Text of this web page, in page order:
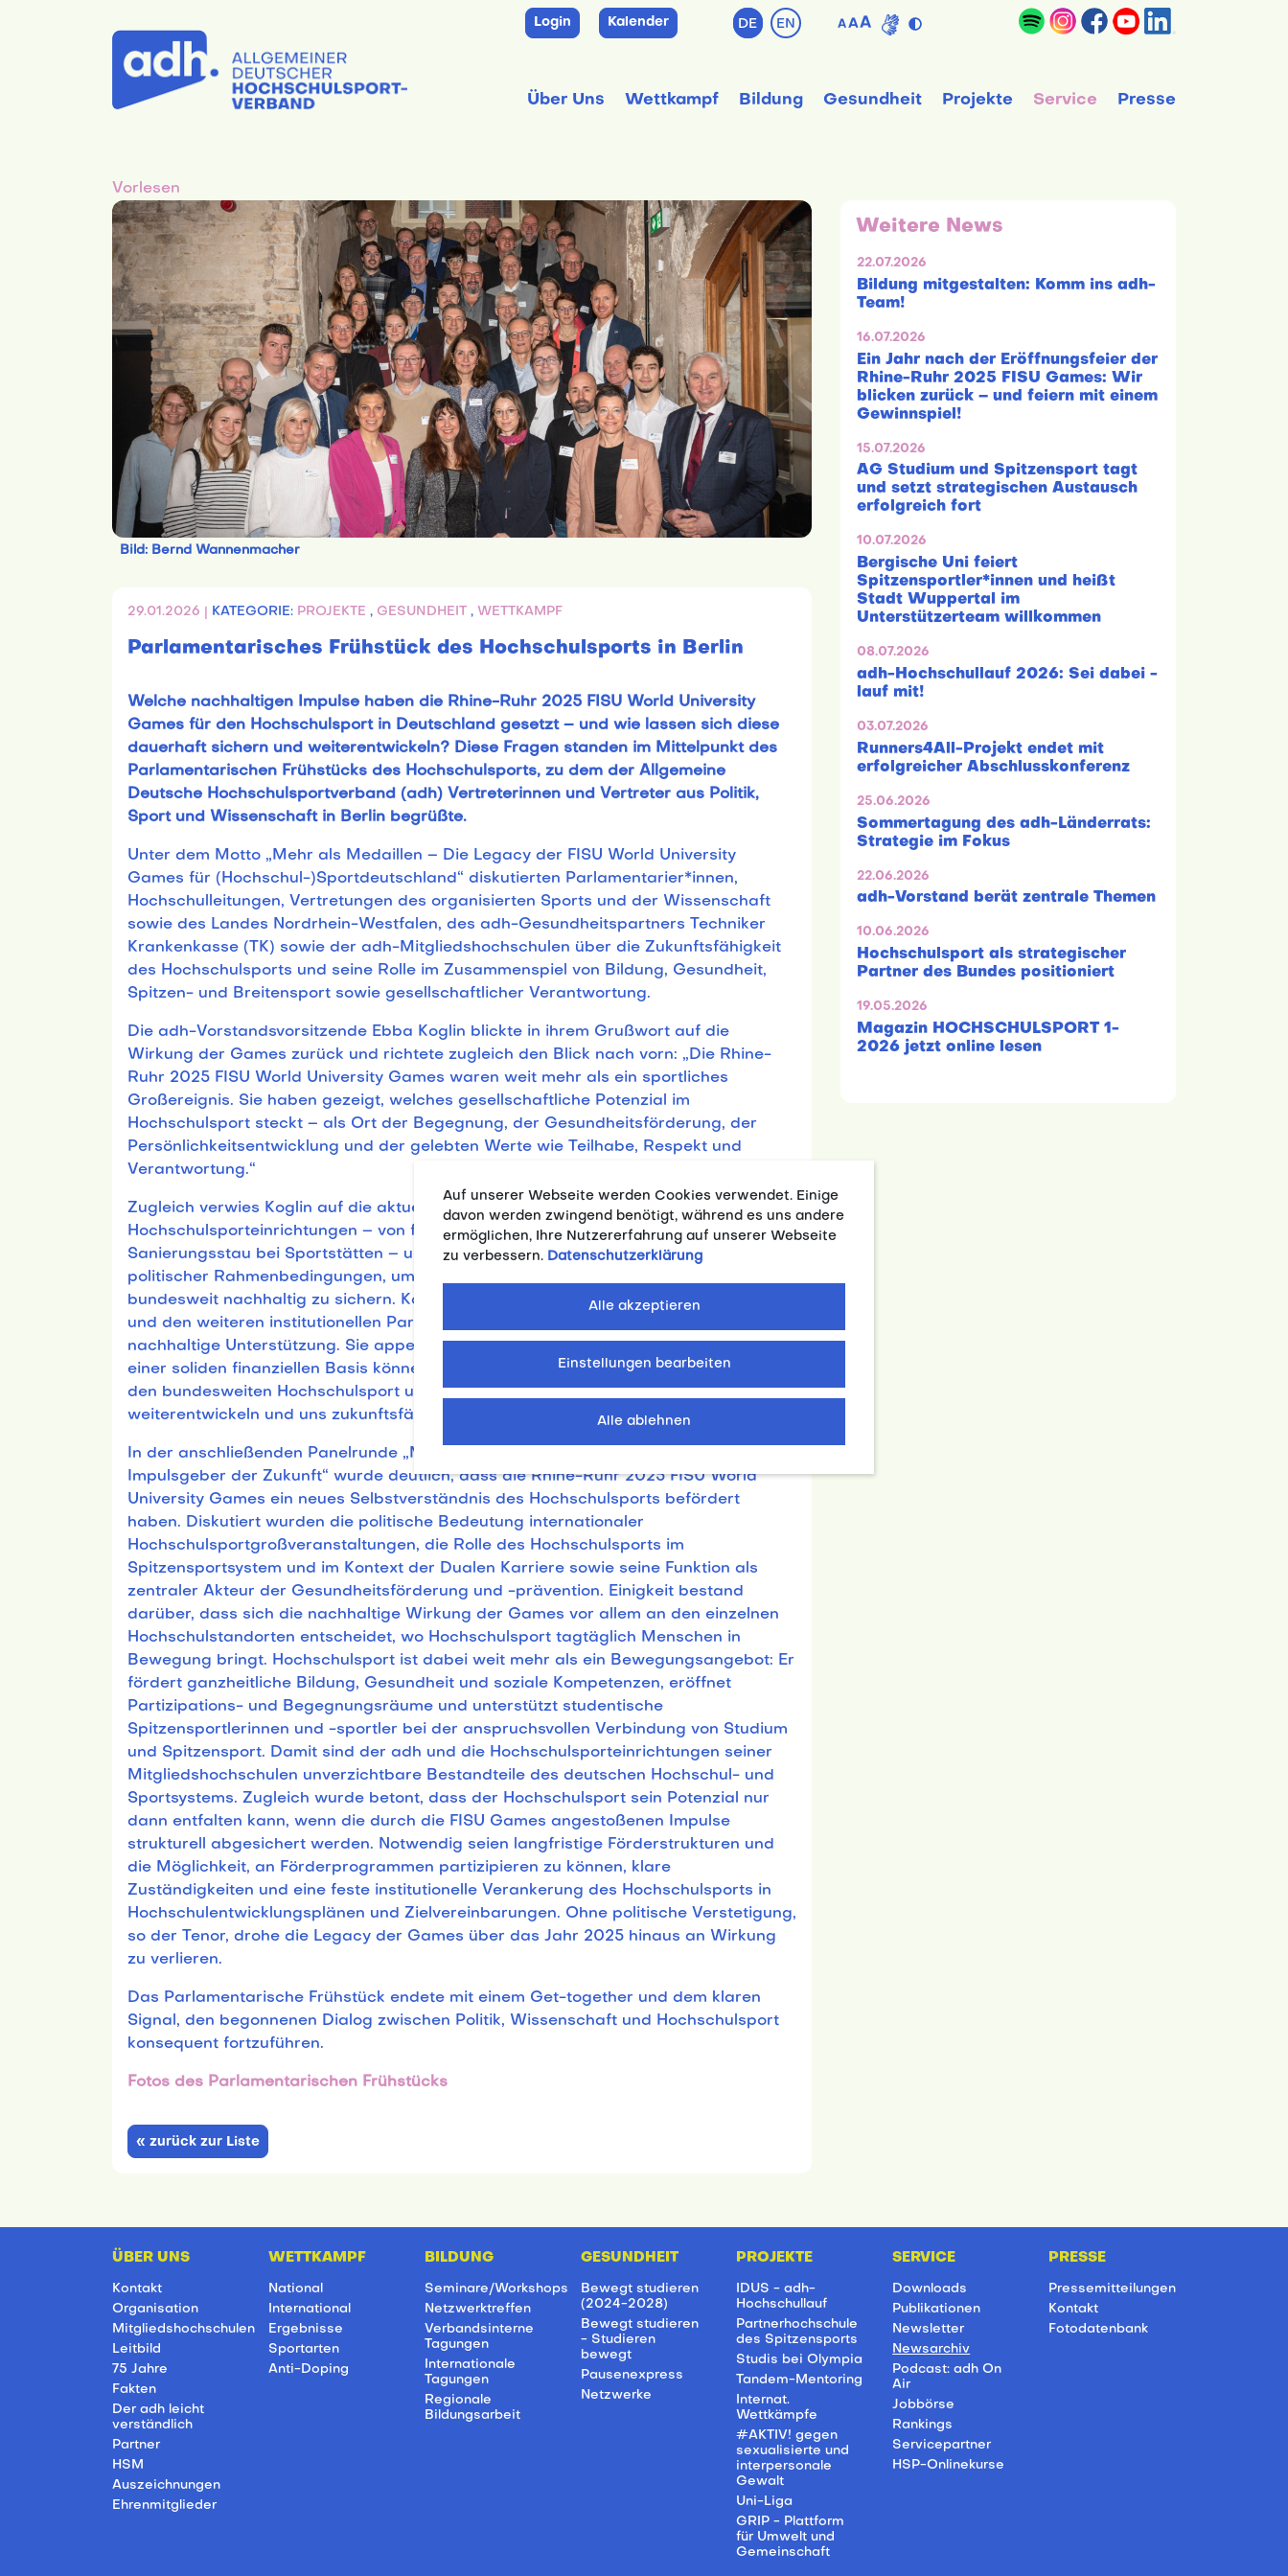
Login Kalender DE EN A AA
Über Uns Wettkampf Bildung Gesundheit Projekte Service Presse
Vorlesen
Bild: Bernd Wannenmacher
29.01.2026 | KATEGORIE: PROJEKTE , GESUNDHEIT , WETTKAMPF
Parlamentarisches Frühstück des Hochschulsports in Berlin
Welche nachhaltigen Impulse haben die Rhine-Ruhr 2025 FISU World University
Games für den Hochschulsport in Deutschland gesetzt – und wie lassen sich diese
dauerhaft sichern und weiterentwickeln? Diese Fragen standen im Mittelpunkt des
Parlamentarischen Frühstücks des Hochschulsports, zu dem der Allgemeine
Deutsche Hochschulsportverband (adh) Vertreterinnen und Vertreter aus Politik,
Sport und Wissenschaft in Berlin begrüßte.
Unter dem Motto „Mehr als Medaillen – Die Legacy der FISU World University
Games für (Hochschul-)Sportdeutschland“ diskutierten Parlamentarier*innen,
Hochschulleitungen, Vertretungen des organisierten Sports und der Wissenschaft
sowie des Landes Nordrhein-Westfalen, des adh-Gesundheitspartners Techniker
Krankenkasse (TK) sowie der adh-Mitgliedshochschulen über die Zukunftsfähigkeit
des Hochschulsports und seine Rolle im Zusammenspiel von Bildung, Gesundheit,
Spitzen- und Breitensport sowie gesellschaftlicher Verantwortung.
Die adh-Vorstandsvorsitzende Ebba Koglin blickte in ihrem Grußwort auf die
Wirkung der Games zurück und richtete zugleich den Blick nach vorn: „Die Rhine-
Ruhr 2025 FISU World University Games waren weit mehr als ein sportliches
Großereignis. Sie haben gezeigt, welches gesellschaftliche Potenzial im
Hochschulsport steckt – als Ort der Begegnung, der Gesundheitsförderung, der
Persönlichkeitsentwicklung und der gelebten Werte wie Teilhabe, Respekt und
Verantwortung.“
Zugleich verwies Koglin auf die aktuellen Herausforderungen für Hochschulen und
Hochschulsporteinrichtungen – von finanziellen Engpässen bis hin zu einem
Sanierungsstau bei Sportstätten – und betonte die Notwendigkeit verlässlicher
politischer Rahmenbedingungen, um die durch die Games entstandene Dynamik
bundesweit nachhaltig zu sichern. Koglin dankte den parlamentarischen Gremien
und den weiteren institutionellen Partnern des adh für ihre langjährige und
nachhaltige Unterstützung. Sie appellierte, diese strukturell zu verankern: „Nur auf
einer soliden finanziellen Basis können wir die Potenziale aus den FISU Games für
den bundesweiten Hochschulsport und den adh mehrperspektivisch
weiterentwickeln und uns zukunftsfähig aufstellen!“
In der anschließenden Panelrunde „Mehr als Medaillen – Hochschulsport als
Impulsgeber der Zukunft“ wurde deutlich, dass die Rhine-Ruhr 2025 FISU World
University Games ein neues Selbstverständnis des Hochschulsports befördert
haben. Diskutiert wurden die politische Bedeutung internationaler
Hochschulsportgroßveranstaltungen, die Rolle des Hochschulsports im
Spitzensportsystem und im Kontext der Dualen Karriere sowie seine Funktion als
zentraler Akteur der Gesundheitsförderung und -prävention. Einigkeit bestand
darüber, dass sich die nachhaltige Wirkung der Games vor allem an den einzelnen
Hochschulstandorten entscheidet, wo Hochschulsport tagtäglich Menschen in
Bewegung bringt. Hochschulsport ist dabei weit mehr als ein Bewegungsangebot: Er
fördert ganzheitliche Bildung, Gesundheit und soziale Kompetenzen, eröffnet
Partizipations- und Begegnungsräume und unterstützt studentische
Spitzensportlerinnen und -sportler bei der anspruchsvollen Verbindung von Studium
und Spitzensport. Damit sind der adh und die Hochschulsporteinrichtungen seiner
Mitgliedshochschulen unverzichtbare Bestandteile des deutschen Hochschul- und
Sportsystems. Zugleich wurde betont, dass der Hochschulsport sein Potenzial nur
dann entfalten kann, wenn die durch die FISU Games angestoßenen Impulse
strukturell abgesichert werden. Notwendig seien langfristige Förderstrukturen und
die Möglichkeit, an Förderprogrammen partizipieren zu können, klare
Zuständigkeiten und eine feste institutionelle Verankerung des Hochschulsports in
Hochschulentwicklungsplänen und Zielvereinbarungen. Ohne politische Verstetigung,
so der Tenor, drohe die Legacy der Games über das Jahr 2025 hinaus an Wirkung
zu verlieren.
Das Parlamentarische Frühstück endete mit einem Get-together und dem klaren
Signal, den begonnenen Dialog zwischen Politik, Wissenschaft und Hochschulsport
konsequent fortzuführen.
Fotos des Parlamentarischen Frühstücks
« zurück zur Liste
Weitere News
22.07.2026
Bildung mitgestalten: Komm ins adh-
Team!
16.07.2026
Ein Jahr nach der Eröffnungsfeier der
Rhine-Ruhr 2025 FISU Games: Wir
blicken zurück – und feiern mit einem
Gewinnspiel!
15.07.2026
AG Studium und Spitzensport tagt
und setzt strategischen Austausch
erfolgreich fort
10.07.2026
Bergische Uni feiert
Spitzensportler*innen und heißt
Stadt Wuppertal im
Unterstützerteam willkommen
08.07.2026
adh-Hochschullauf 2026: Sei dabei -
lauf mit!
03.07.2026
Runners4All-Projekt endet mit
erfolgreicher Abschlusskonferenz
25.06.2026
Sommertagung des adh-Länderrats:
Strategie im Fokus
22.06.2026
adh-Vorstand berät zentrale Themen
10.06.2026
Hochschulsport als strategischer
Partner des Bundes positioniert
19.05.2026
Magazin HOCHSCHULSPORT 1-
2026 jetzt online lesen
ÜBER UNS
Kontakt
Organisation
Mitgliedshochschulen
Leitbild
75 Jahre
Fakten
Der adh leicht
verständlich
Partner
HSM
Auszeichnungen
Ehrenmitglieder
WETTKAMPF
National
International
Ergebnisse
Sportarten
Anti-Doping
BILDUNG
Seminare/Workshops
Netzwerktreffen
Verbandsinterne
Tagungen
Internationale
Tagungen
Regionale
Bildungsarbeit
GESUNDHEIT
Bewegt studieren
(2024-2028)
Bewegt studieren
- Studieren
bewegt
Pausenexpress
Netzwerke
PROJEKTE
IDUS - adh-
Hochschullauf
Partnerhochschule
des Spitzensports
Studis bei Olympia
Tandem-Mentoring
Internat.
Wettkämpfe
#AKTIV! gegen
sexualisierte und
interpersonale
Gewalt
Uni-Liga
GRIP - Plattform
für Umwelt und
Gemeinschaft
SERVICE
Downloads
Publikationen
Newsletter
Newsarchiv
Podcast: adh On
Air
Jobbörse
Rankings
Servicepartner
HSP-Onlinekurse
PRESSE
Pressemitteilungen
Kontakt
Fotodatenbank
Auf unserer Webseite werden Cookies verwendet. Einige
davon werden zwingend benötigt, während es uns andere
ermöglichen, Ihre Nutzererfahrung auf unserer Webseite
zu verbessern. Datenschutzerklärung
Einstellungen bearbeiten
Alle ablehnen
Alle akzeptieren